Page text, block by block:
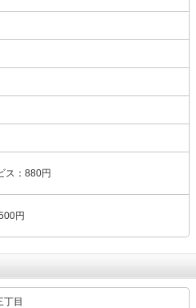
ス ： 880円
円
丁目